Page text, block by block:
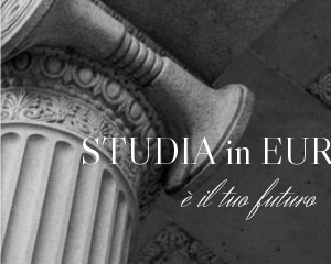
STUDIA in
è il tuo futuro